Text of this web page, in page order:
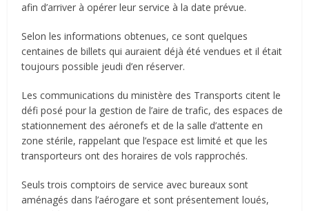
afin d’arriver à opérer leur service à la date prévue.
Selon les informations obtenues, ce sont quelques
centaines de billets qui auraient déjà été vendues et il était
toujours possible jeudi d’en réserver.
Les communications du ministère des Transports citent le
défi posé pour la gestion de l’aire de trafic, des espaces de
stationnement des aéronefs et de la salle d’attente en
zone stérile, rappelant que l’espace est limité et que les
transporteurs ont des horaires de vols rapprochés.
Seuls trois comptoirs de service avec bureaux sont
aménagés dans l’aérogare et sont présentement loués,